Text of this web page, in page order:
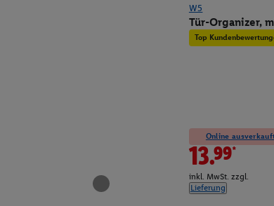
W5
Tür-Organizer,
Top
Online
13.99*
inkl. MwSt. zzgl.
Lieferung